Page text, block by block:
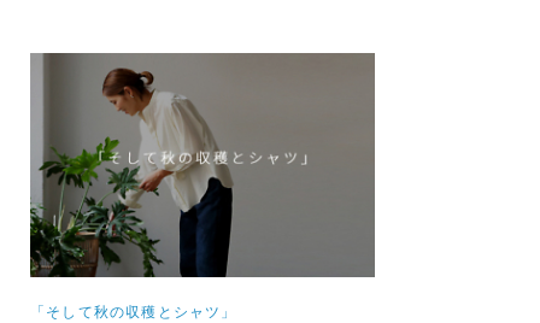
「そして秋の収穫とシャツ」